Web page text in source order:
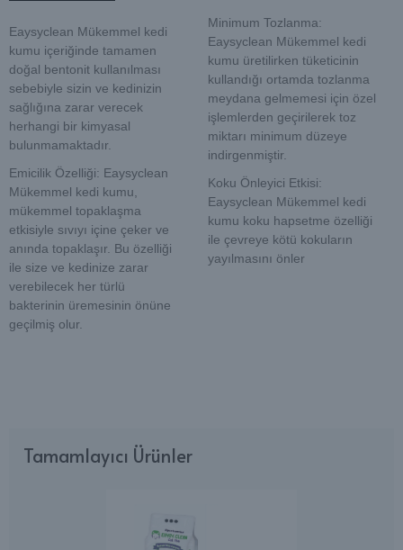
Eaysyclean Mükemmel kedi
kumu içeriğinde tamamen
doğal bentonit kullanılması
sebebiyle sizin ve kedinizin
sağlığına zarar verecek
herhangi bir kimyasal
bulunmamaktadır.
Emicilik Özelliği: Eaysyclean
Mükemmel kedi kumu,
mükemmel topaklaşma
etkisiyle sıvıyı içine çeker ve
anında topaklaşır. Bu özelliği
ile size ve kedinize zarar
verebilecek her türlü
bakterinin üremesinin önüne
geçilmiş olur.
Minimum Tozlanma:
Eaysyclean Mükemmel kedi
kumu üretilirken tüketicinin
kullandığı ortamda tozlanma
meydana gelmemesi için özel
işlemlerden geçirilerek toz
miktarı minimum düzeye
indirgenmiştir.
Koku Önleyici Etkisi:
Eaysyclean Mükemmel kedi
kumu koku hapsetme özelliği
ile çevreye kötü kokuların
yayılmasını önler
Tamamlayıcı Ürünler